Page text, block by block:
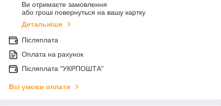
Ви отримаєте замовлення
або гроші повернуться на вашу картку
Детальніше
Післяплата
Оплата на рахунок
Післяплата "УКРПОШТА"
Всі умови оплати